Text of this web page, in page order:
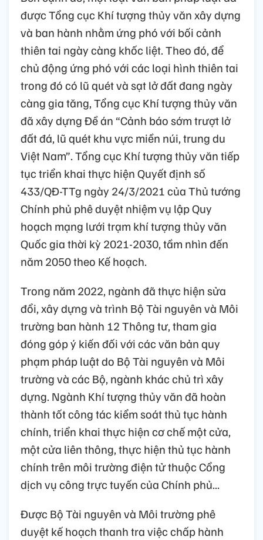
được Tổng cục Khí tượng thủy văn xây dựng
và ban hành nhằm ứng phó với bối cảnh
thiên tai ngày càng khốc liệt. Theo đó, để
chủ động ứng phó với các loại hình thiên tai
trong đó có lũ quét và sạt lở đất đang ngày
càng gia tăng, Tổng cục Khí tượng thủy văn
đã xây dựng Đề án “Cảnh báo sớm trượt lở
đất đá, lũ quét khu vực miền núi, trung du
Việt Nam”. Tổng cục Khí tượng thủy văn tiếp
tục triển khai thực hiện Quyết định số
433/QĐ-TTg ngày 24/3/2021 của Thủ tướng
Chính phủ phê duyệt nhiệm vụ lập Quy
hoạch mạng lưới trạm khí tượng thủy văn
Quốc gia thời kỳ 2021-2030, tầm nhìn đến
năm 2050 theo Kế hoạch.
Trong năm 2022, ngành đã thực hiện sửa
đổi, xây dựng và trình Bộ Tài nguyên và Môi
trường ban hành 12 Thông tư, tham gia
đóng góp ý kiến đối với các văn bản quy
phạm pháp luật do Bộ Tài nguyên và Môi
trường và các Bộ, ngành khác chủ trì xây
dựng. Ngành Khí tượng thủy văn đã hoàn
thành tốt công tác kiểm soát thủ tục hành
chính, triển khai thực hiện cơ chế một cửa,
một cửa liên thông, thực hiện thủ tục hành
chính trên môi trường điện tử thuộc Cổng
dịch vụ công trực tuyến của Chính phủ...
Được Bộ Tài nguyên và Môi trường phê
duyệt kế hoạch thanh tra việc chấp hành